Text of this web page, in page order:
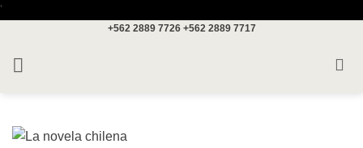
'
+562 2889 7726 +562 2889 7717